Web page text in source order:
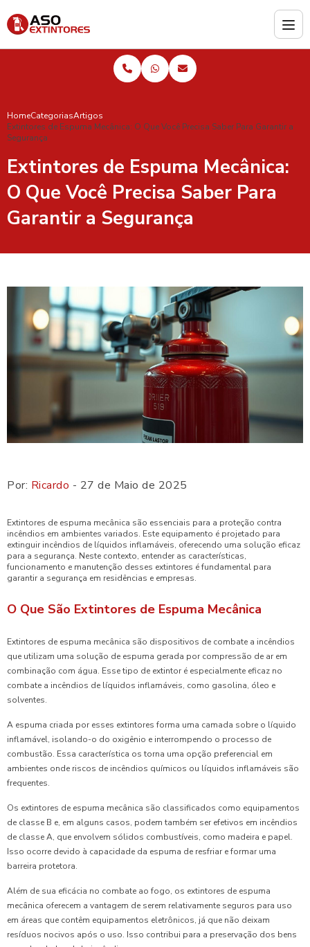
HomeCategoriasArtigos
Extintores de Espuma Mecânica: O Que Você Precisa Saber Para Garantir a
Segurança
Extintores de Espuma Mecânica:
O Que Você Precisa Saber Para
Garantir a Segurança
Por: Ricardo - 27 de Maio de 2025
Extintores de espuma mecânica são essenciais para a proteção contra
incêndios em ambientes variados. Este equipamento é projetado para
extinguir incêndios de líquidos inflamáveis, oferecendo uma solução eficaz
para a segurança. Neste contexto, entender as características,
funcionamento e manutenção desses extintores é fundamental para
garantir a segurança em residências e empresas.
O Que São Extintores de Espuma Mecânica
Extintores de espuma mecânica são dispositivos de combate a incêndios
que utilizam uma solução de espuma gerada por compressão de ar em
combinação com água. Esse tipo de extintor é especialmente eficaz no
combate a incêndios de líquidos inflamáveis, como gasolina, óleo e
solventes.
A espuma criada por esses extintores forma uma camada sobre o líquido
inflamável, isolando-o do oxigênio e interrompendo o processo de
combustão. Essa característica os torna uma opção preferencial em
ambientes onde riscos de incêndios químicos ou líquidos inflamáveis são
frequentes.
Os extintores de espuma mecânica são classificados como equipamentos
de classe B e, em alguns casos, podem também ser efetivos em incêndios
de classe A, que envolvem sólidos combustíveis, como madeira e papel.
Isso ocorre devido à capacidade da espuma de resfriar e formar uma
barreira protetora.
Além de sua eficácia no combate ao fogo, os extintores de espuma
mecânica oferecem a vantagem de serem relativamente seguros para uso
em áreas que contêm equipamentos eletrônicos, já que não deixam
resíduos nocivos após o uso. Isso contribui para a preservação dos bens